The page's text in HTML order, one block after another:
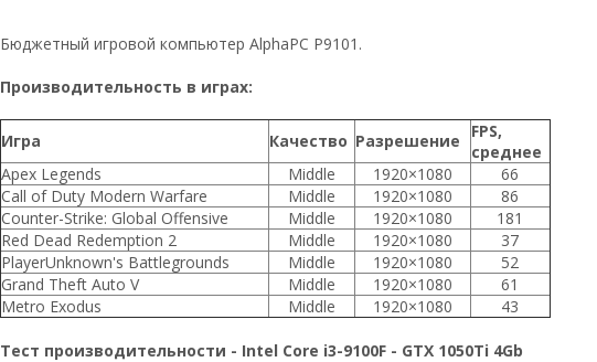
Бюджетный игровой компьютер AlphaPC P9101.
Производительность в играх:
Игра Качество Разрешение
FPS,
среднее
Apex Legends
Middle 1920×1080
66
Call of Duty Modern Warfare
Middle 1920×1080
86
Counter-Strike: Global Offensive
Middle 1920×1080
181
Red Dead Redemption 2
Middle 1920×1080
37
PlayerUnknown's Battlegrounds
Middle 1920×1080
52
Grand Theft Auto V
Middle 1920×1080
61
Metro Exodus
Middle 1920×1080 43
Тест производительности - Intel Core i3-9100F - GTX 1050Ti 4Gb